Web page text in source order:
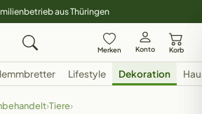
aus Thüringen
Merken Konto Korb
Lifestyle Dekoration
›Tiere›